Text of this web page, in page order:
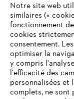
L'Entreprise
Notre site web
similaires («
fonctionnement
cookies
consentement.
optimiser la
y compris
l'efficacité des
personnalisées
complets, ne sont